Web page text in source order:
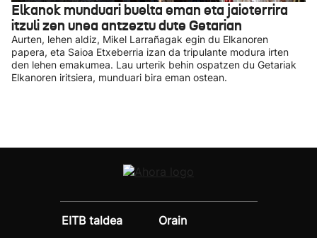
Elkanok munduari buelta eman eta jaioterrira
itzuli zen unea antzeztu dute Getarian
Aurten, lehen aldiz, Mikel Larrañagak egin du Elkanoren
papera, eta Saioa Etxeberria izan da tripulante modura irten
den lehen emakumea. Lau urterik behin ospatzen du Getariak
Elkanoren iritsiera, munduari bira eman ostean.
EITB taldea
Orain